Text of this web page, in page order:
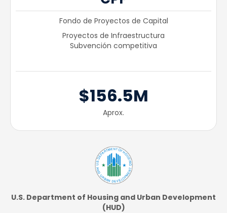
Fondo de Proyectos de Capital
Proyectos de Infraestructura
Subvención competitiva
$156.5M
Aprox.
U.S. Department of Housing and Urban Development
(HUD)​